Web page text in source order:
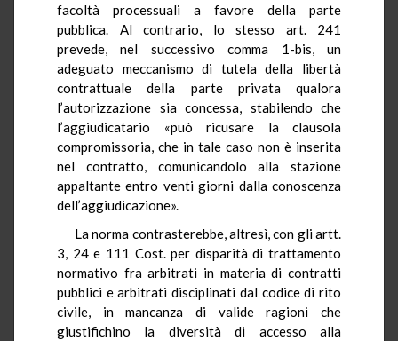
facoltà processuali a favore della parte
pubblica. Al contrario, lo stesso art. 241
prevede, nel successivo comma 1-bis, un
adeguato meccanismo di tutela della libertà
contrattuale della parte privata qualora
l’autorizzazione sia concessa, stabilendo che
l’aggiudicatario «può ricusare la clausola
compromissoria, che in tale caso non è inserita
nel contratto, comunicandolo alla stazione
appaltante entro venti giorni dalla conoscenza
dell’aggiudicazione».
La norma contrasterebbe, altresì, con gli artt.
3, 24 e 111 Cost. per disparità di trattamento
normativo fra arbitrati in materia di contratti
pubblici e arbitrati disciplinati dal codice di rito
civile, in mancanza di valide ragioni che
giustifichino la diversità di accesso alla